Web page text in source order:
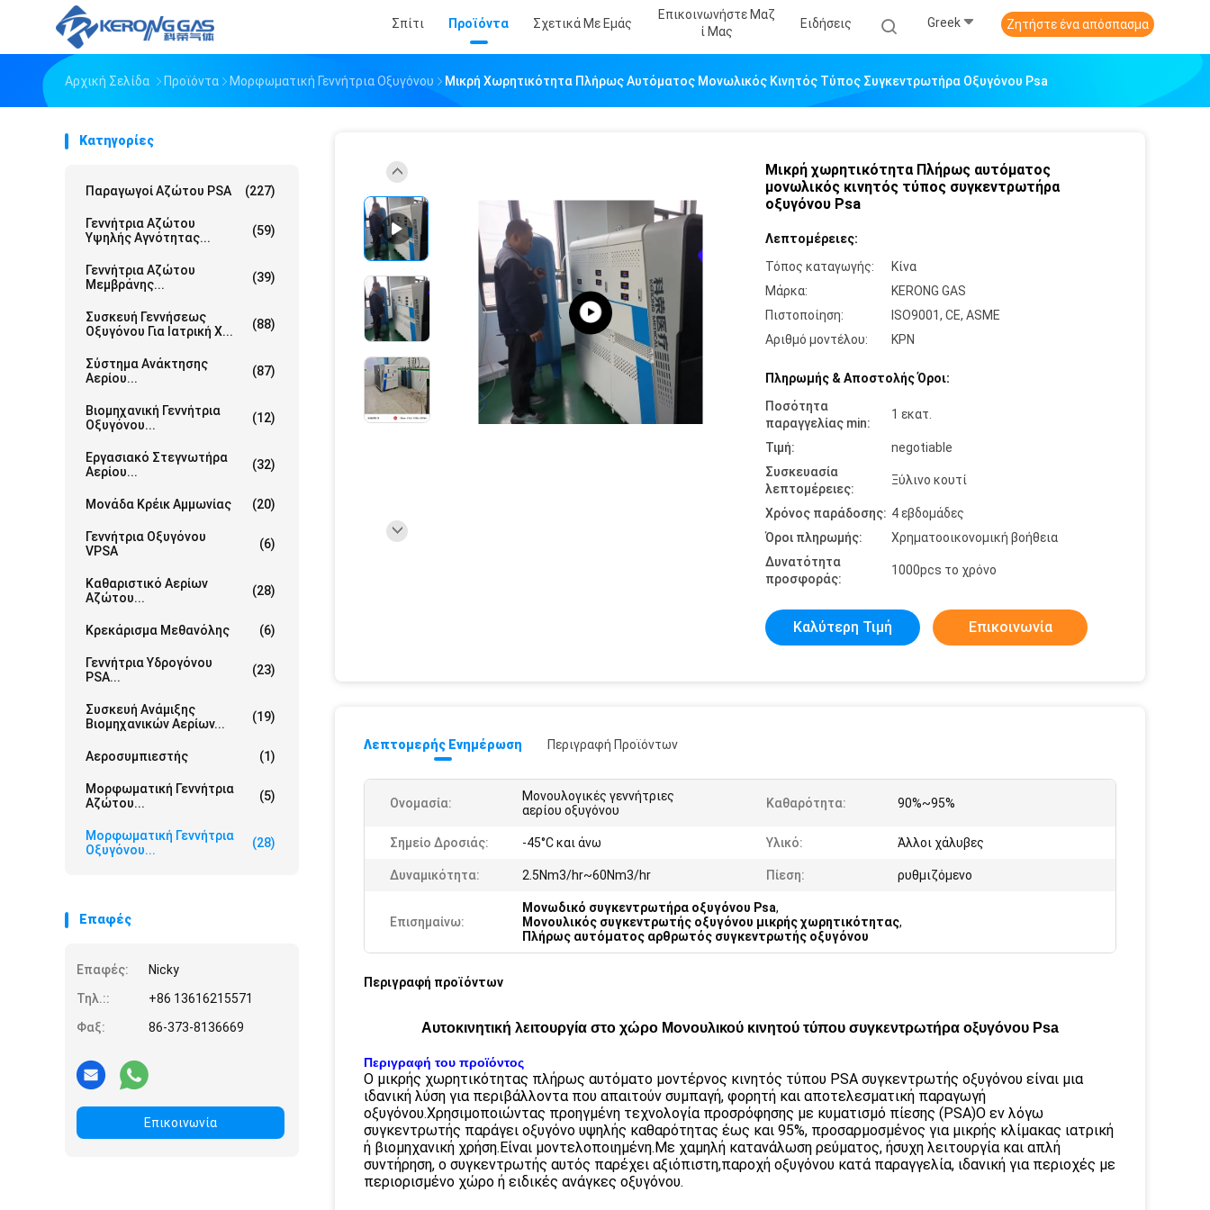
Σπίτι Προϊόντα Σχετικά Με Εμάς
Επικοινωνήστε Μαζ
Ί Μας
Ειδήσεις Greek Ζητήστε ένα απόσπασμα
Αρχική Σελίδα Προϊόντα Μορφωματική Γεννήτρια Οξυγόνου Μικρή Χωρητικότητα Πλήρως Αυτόματος Μονωλικός Κινητός Τύπος Συγκεντρωτήρα Οξυγόνου Psa
Κατηγορίες
Παραγωγοί Αζώτου PSA (227)
Γεννήτρια Αζώτου
Υψηλής Αγνότητας...
(59)
Γεννήτρια Αζώτου
Μεμβράνης...
(39)
Συσκευή Γεννήσεως
Οξυγόνου Για Ιατρική Χ...
(88)
Σύστημα Ανάκτησης
Αερίου...
(87)
Βιομηχανική Γεννήτρια
Οξυγόνου...
(12)
Εργασιακό Στεγνωτήρα
Αερίου...
(32)
Μονάδα Κρέικ Αμμωνίας (20)
Γεννήτρια Οξυγόνου
VPSA
(6)
Καθαριστικό Αερίων
Αζώτου...
(28)
Κρεκάρισμα Μεθανόλης (6)
Γεννήτρια Υδρογόνου
PSA...
(23)
Συσκευή Ανάμιξης
Βιομηχανικών Αερίων...
(19)
Αεροσυμπιεστής (1)
Μορφωματική Γεννήτρια
Αζώτου...
(5)
Μορφωματική Γεννήτρια
Οξυγόνου...
(28)
Επαφές
Επαφές:
Nicky
Τηλ.::
+86 13616215571
Φαξ:
86-373-8136669
Επικοινωνία
Μικρή χωρητικότητα Πλήρως αυτόματος
μονωλικός κινητός τύπος συγκεντρωτήρα
οξυγόνου Psa
Λεπτομέρειες:
Τόπος καταγωγής:
Κίνα
Μάρκα:
KERONG GAS
Πιστοποίηση:
ISO9001, CE, ASME
Αριθμό μοντέλου:
ΚΡΝ
Πληρωμής & Αποστολής Όροι:
Ποσότητα
παραγγελίας min:
1 εκατ.
Τιμή:
negotiable
Συσκευασία
λεπτομέρειες:
Ξύλινο κουτί
Χρόνος παράδοσης: 4 εβδομάδες
Όροι πληρωμής:
Χρηματοοικονομική βοήθεια
Δυνατότητα
προσφοράς:
1000pcs το χρόνο
Καλύτερη Τιμή Επικοινωνία
Λεπτομερής Ενημέρωση Περιγραφή Προϊόντων
Ονομασία:
Μονουλογικές γεννήτριες
αερίου οξυγόνου
Καθαρότητα: 90%~95%
Σημείο Δροσιάς: -45°C και άνω Υλικό: Άλλοι χάλυβες
Δυναμικότητα: 2.5Nm3/hr~60Nm3/hr Πίεση: ρυθμιζόμενο
Επισημαίνω:
Μονωδικό συγκεντρωτήρα οξυγόνου Psa,
Μονουλικός συγκεντρωτής οξυγόνου μικρής χωρητικότητας,
Πλήρως αυτόματος αρθρωτός συγκεντρωτής οξυγόνου
Περιγραφή προϊόντων
Αυτοκινητική λειτουργία στο χώρο Μονουλικού κινητού τύπου συγκεντρωτήρα οξυγόνου Psa
Περιγραφή του προϊόντος
Ο μικρής χωρητικότητας πλήρως αυτόματο μοντέρνος κινητός τύπου PSA συγκεντρωτής οξυγόνου είναι μια
ιδανική λύση για περιβάλλοντα που απαιτούν συμπαγή, φορητή και αποτελεσματική παραγωγή
οξυγόνου.Χρησιμοποιώντας προηγμένη τεχνολογία προσρόφησης με κυματισμό πίεσης (PSA)Ο εν λόγω
συγκεντρωτής παράγει οξυγόνο υψηλής καθαρότητας έως και 95%, προσαρμοσμένος για μικρής κλίμακας ιατρική
ή βιομηχανική χρήση.Είναι μοντελοποιημένη.Με χαμηλή κατανάλωση ρεύματος, ήσυχη λειτουργία και απλή
συντήρηση, ο συγκεντρωτής αυτός παρέχει αξιόπιστη,παροχή οξυγόνου κατά παραγγελία, ιδανική για περιοχές με
περιορισμένο χώρο ή ειδικές ανάγκες οξυγόνου.